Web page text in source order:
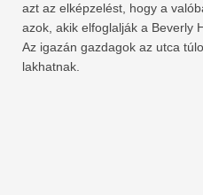
azt az elképzelést, hogy a
azok, akik elfoglalják a Beverly
Az igazán gazdagok az utca
lakhatnak.